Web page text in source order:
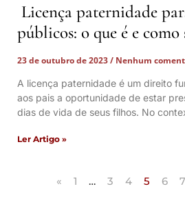
Licença paternidade
públicos: o que é e
23 de outubro de 2023
Nenhum
A licença paternidade é um direito
aos pais a oportunidade de estar
dias de vida de seus filhos. No
Ler Artigo »
« 1 … 3 4 5 6 7